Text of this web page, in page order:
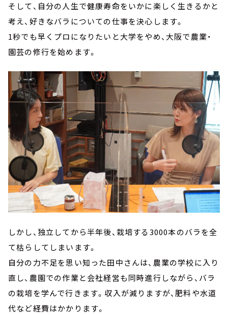
そして、自分の人生で健康寿命をいかに楽しく生きるかと
考え、好きなバラについての仕事を決心します。
1秒でも早くプロになりたいと大学をやめ、大阪で農業・
園芸の修行を始めます。
しかし、独立してから半年後、栽培する3000本のバラを全
て枯らしてしまいます。
自分の力不足を思い知った田中さんは、農業の学校に入り
直し、農園での作業と会社経営も同時進行しながら、バラ
の栽培を学んで行きます。収入が減りますが、肥料や水道
代など経費はかかります。